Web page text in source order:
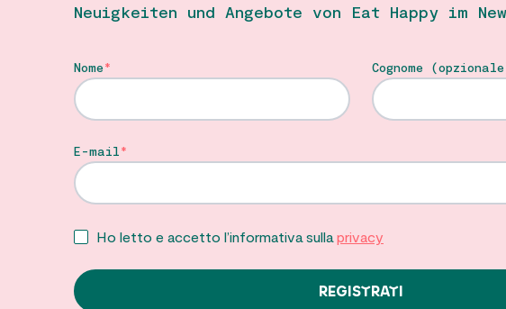
Neuigkeiten und Angebote von Eat Happy im
Nome Cognome
E-mail
Ho letto e accetto l’informativa sullaprivacy